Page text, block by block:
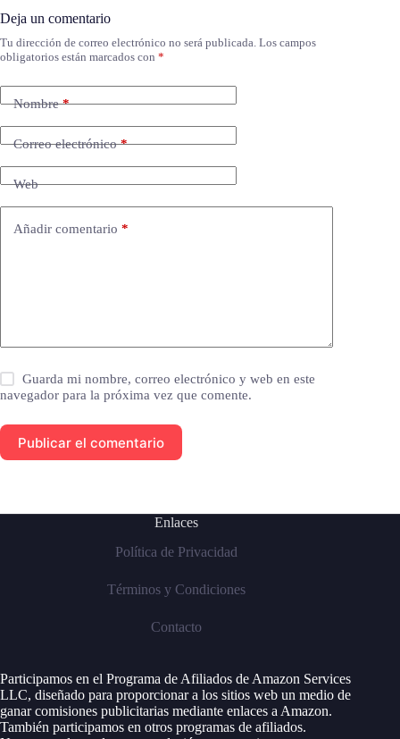
Deja un comentario
Tu dirección de correo electrónico no será publicada. Los campos
obligatorios están marcados con *
Nombre*
Correo electrónico*
Web
Añadir comentario *
Guarda mi nombre, correo electrónico y web en este
navegador para la próxima vez que comente.
Publicar el comentario
Enlaces
Política de Privacidad
Términos y Condiciones
Contacto
Participamos en el Programa de Afiliados de Amazon Services
LLC, diseñado para proporcionar a los sitios web un medio de
ganar comisiones publicitarias mediante enlaces a Amazon.
También participamos en otros programas de afiliados.